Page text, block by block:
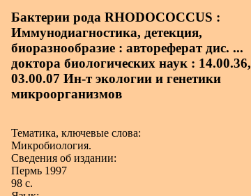
Бактерии рода RHODOCOCCUS :
Иммунодиагностика, детекция,
биоразнообразие : автореферат дис. ...
доктора биологических наук : 14.00.36,
03.00.07 Ин-т экологии и генетики
микроорганизмов
Тематика, ключевые слова:
Микробиология.
Сведения об издании:
Пермь 1997
98 с.